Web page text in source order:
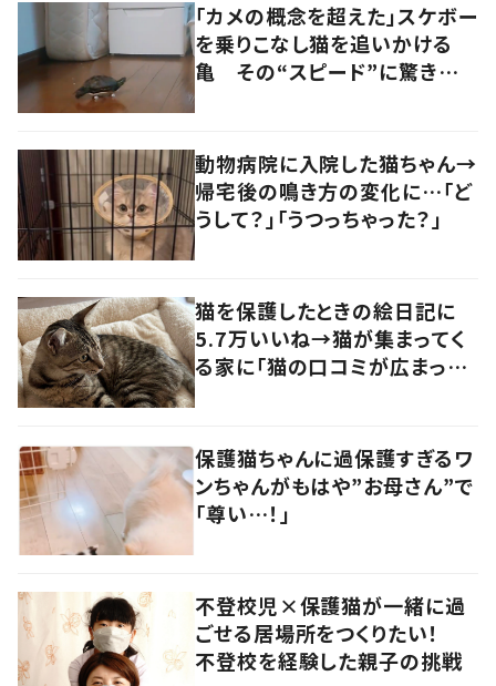
「カメの概念を超えた」スケボー
を乗りこなし猫を追いかける
亀 その“スピード”に驚きの
動物病院に入院した猫ちゃん→
帰宅後の鳴き方の変化に…「ど
うして？」「うつっちゃった？」
猫を保護したときの絵日記に
5.7万いいね→猫が集まってく
る家に「猫の口コミが広まって
保護猫ちゃんに過保護すぎるワ
ンちゃんがもはや”お母さん”で
「尊い…！」
不登校児×保護猫が一緒に過
ごせる居場所をつくりたい！
不登校を経験した親子の挑戦